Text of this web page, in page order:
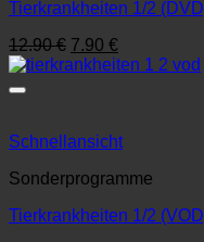
Tierkrankheiten 1/2
12.90€ Ursprünglicher
Preis
7.90 €
Preis
Schnellansicht
Sonderprogramme
Tierkrankheiten 1/2